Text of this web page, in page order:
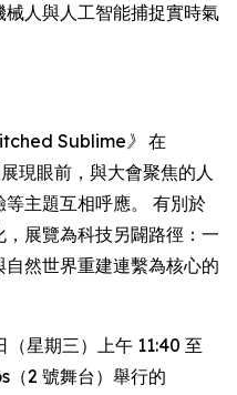
人與人工智能捕捉實時氣
Sublime》 在
現眼前，與大會聚焦的人
主題互相呼應。 有別於
展覽為科技另闢路徑：一
然世界重建連繫為核心的
星期三）上午 11:40 至
2 號舞台）舉行的